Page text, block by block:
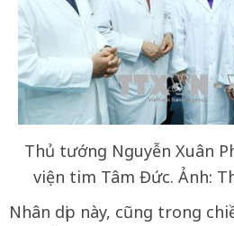
Thủ tướng Nguyễn Xuân
viện tim Tâm Đức. Ảnh:
Nhân dịp này, cũng trong